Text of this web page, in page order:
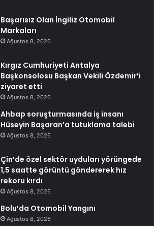
Başarısız Olan İngiliz Otomobil
Markaları
Ağustos 8, 2026
Kırgız Cumhuriyeti Antalya
Başkonsolosu Başkan Vekili Özdemir’i
ziyaret etti
Ağustos 8, 2026
Ahbap soruşturmasında iş insanı
Hüseyin Başaran’a tutuklama talebi
Ağustos 8, 2026
Çin’de özel sektör uyduları yörüngede
1,5 saatte görüntü göndererek hız
rekoru kırdı
Ağustos 8, 2026
Bolu’da Otomobil Yangını
Ağustos 8, 2026